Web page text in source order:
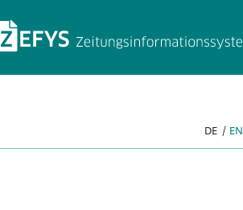
ZEFYS
DE | EN